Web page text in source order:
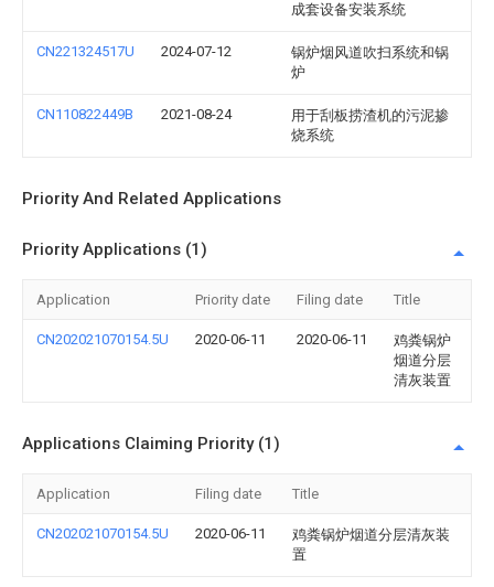
成套设备安装系统
CN221324517U 2024-07-12
锅炉烟风道吹扫系统和锅
炉
CN110822449B 2021-08-24
用于刮板捞渣机的污泥掺
烧系统
Priority And Related Applications
Priority Applications (1)
Application Priority date Filing date Title
CN202021070154.5U 2020-06-11 2020-06-11
鸡粪锅炉
烟道分层
清灰装置
Applications Claiming Priority (1)
Application Filing date Title
CN202021070154.5U 2020-06-11
鸡粪锅炉烟道分层清灰装
置